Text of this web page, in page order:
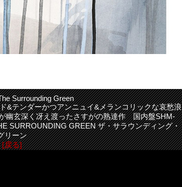
Surrounding Green
&テンダーかつアンニュイ&メランコリックな哀愁浪
幽玄深く冴え渡ったさすがの熟達作 国内盤SHM-
SURROUNDING GREEN ザ・サラウンディング・
リーン
[戻る]